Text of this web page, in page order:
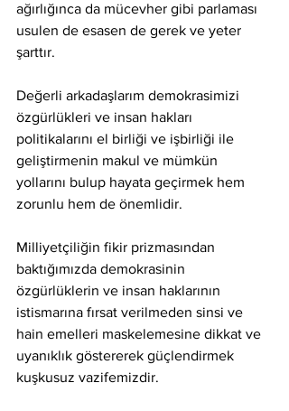
ağırlığınca da mücevher gibi parlaması
usulen de esasen de gerek ve yeter
şarttır.
Değerli arkadaşlarım demokrasimizi
özgürlükleri ve insan hakları
politikalarını el birliği ve işbirliği ile
geliştirmenin makul ve mümkün
yollarını bulup hayata geçirmek hem
zorunlu hem de önemlidir.
Milliyetçiliğin fikir prizmasından
baktığımızda demokrasinin
özgürlüklerin ve insan haklarının
istismarına fırsat verilmeden sinsi ve
hain emelleri maskelemesine dikkat ve
uyanıklık göstererek güçlendirmek
kuşkusuz vazifemizdir.